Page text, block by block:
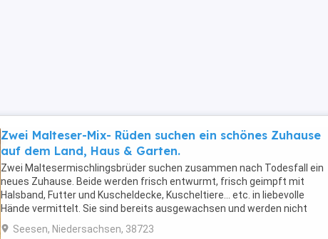
Zwei Malteser-Mix- Rüden suchen ein schönes Zuhause
auf dem Land, Haus & Garten.
Zwei Maltesermischlingsbrüder suchen zusammen nach Todesfall ein
neues Zuhause. Beide werden frisch entwurmt, frisch geimpft mit
Halsband, Futter und Kuscheldecke, Kuscheltiere... etc. in liebevolle
Hände vermittelt. Sie sind bereits ausgewachsen und werden nicht
größer. Fellfarbe: weiß wie bei Malteser ...
Seesen, Niedersachsen, 38723